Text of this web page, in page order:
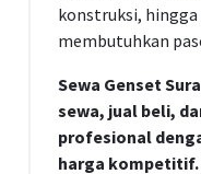
konstruksi,
membutuhkan
Sewa Genset
sewa, jual beli,
profesional
harga kompetitif.